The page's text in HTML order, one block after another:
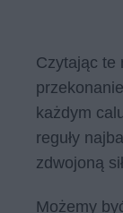
Czytając te
każdym
reguły
zdwojoną
Możemy